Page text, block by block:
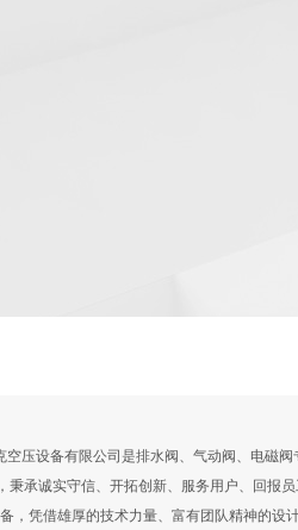
压设备有限公司是排水阀、气动阀、电磁阀
承诚实守信、开拓创新、服务用户、回报员
凭借雄厚的技术力量、富有团队精神的设